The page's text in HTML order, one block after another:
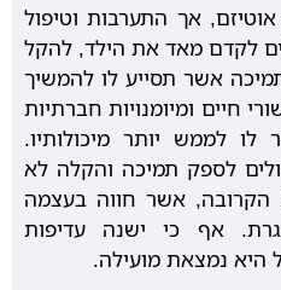
אך התערבות וטיפול
לקדם מאד את הילד, להקל
אשר תסייע לו להמשיך
חיים ומיומנויות חברתיות
לממש יותר מיכולותיו.
לספק תמיכה והקלה לא
הקרובה, אשר חווה בעצמה
אף כי ישנה עדיפות
היא נמצאת מועילה.